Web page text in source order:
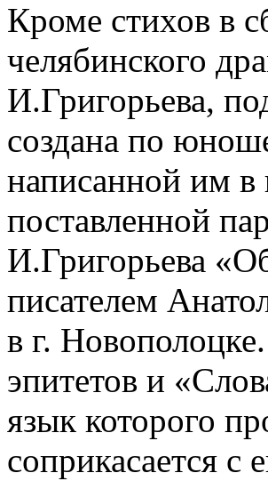
Кроме стихов в
челябинского
И.Григорьева,
создана по
написанной им в
поставленной
И.Григорьева
писателем
в г.
эпитетов и
язык которого
соприкасается с